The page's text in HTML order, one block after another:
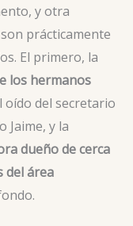
y otra
prácticamente
El primero, la
los hermanos
oído del secretario
Jaime, y la
dueño de cerca
del área